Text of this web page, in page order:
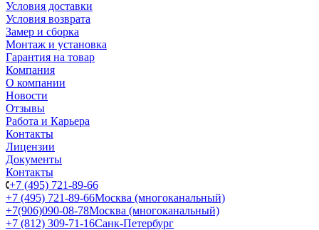
Условия доставки
Условия возврата
Замер и сборка
Монтаж и установка
Гарантия на товар
Компания
О компании
Новости
Отзывы
Работа и Карьера
Контакты
Лицензии
Документы
Контакты
+7 (495) 721-89-66
+7 (495) 721-89-66Москва (многоканальный)
+7(906)090-08-78Москва (многоканальный)
+7 (812) 309-71-16Санк-Петербург